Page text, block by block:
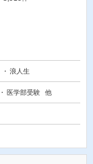
浪人生
医学部受験 他